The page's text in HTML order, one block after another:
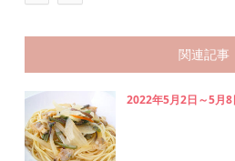
関連記事
2022年5月2日～5月